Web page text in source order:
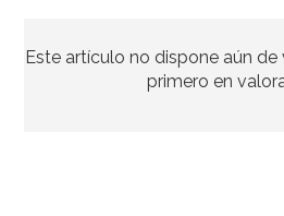
6,95€
Este artículo no dispone aún de
primero en